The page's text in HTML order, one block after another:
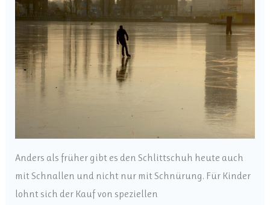
Anders als früher gibt es den Schlittschuh heute auch
mit Schnallen und nicht nur mit Schnürung. Für Kinder
lohnt sich der Kauf von speziellen